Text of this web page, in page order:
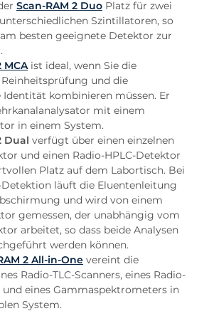
Scan-RAM 2 Duo Platz für zwei
Szintillatoren, so
besten geeignete Detektor zur
MCAist ideal, wenn Sie die
und die
kombinieren müssen. Er
mit einem
in einem System.
Dual verfügt über einen einzelnen
und einen Radio-HPLC-Detektor
Platz auf dem Labortisch. Bei
Detektion läuft die Eluentenleitung
und wird von einem
gemessen, der unabhängig vom
arbeitet, so dass beide Analysen
werden können.
2 All-in-One vereint die
Radio-TLC-Scanners, eines Radio-
und eines Gammaspektrometers in
System.